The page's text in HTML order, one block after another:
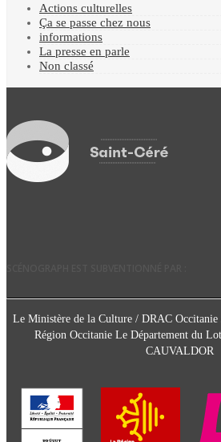
Actions culturelles
Ça se passe chez nous
informations
La presse en parle
Non classé
Le Ministère de la Culture / DRAC Occitanie
Région Occitanie Le Département du
CAUVALDOR